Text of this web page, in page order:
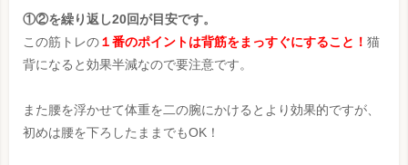
①②を繰り返し20回が目安です。
この筋トレの１番のポイントは背筋をまっすぐにすること！ 猫
背になると効果半減なので要注意です。
また腰を浮かせて体重を二の腕にかけるとより効果的ですが、
初めは腰を下ろしたままでもOK！